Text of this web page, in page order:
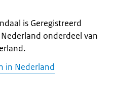
is Geregistreerd
onderdeel van
in Nederland